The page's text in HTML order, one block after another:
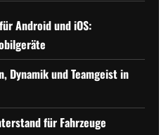
Android und iOS:
Dynamik und Teamgeist in
für Fahrzeuge